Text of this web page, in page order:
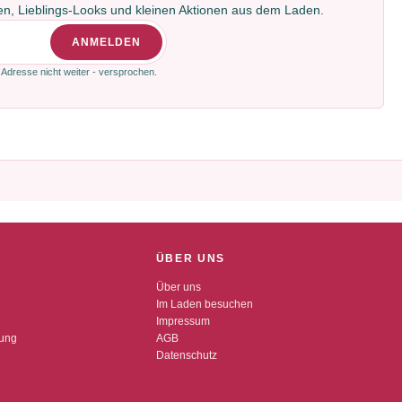
Lieblings-Looks und kleinen Aktionen aus dem Laden.
ANMELDEN
nicht weiter - versprochen.
ÜBER UNS
Über uns
Im Laden besuchen
Impressum
AGB
Datenschutz